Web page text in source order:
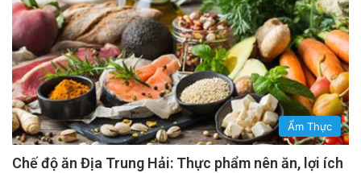
Ẩm Thực
Chế độ ăn Địa Trung Hải: Thực phẩm nên ăn, lợi ích